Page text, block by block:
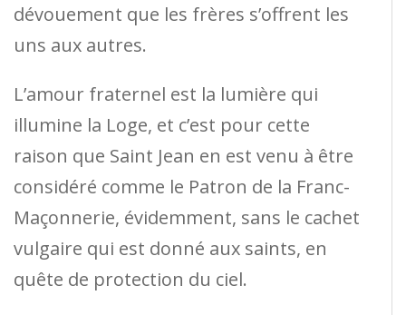
dévouement que les frères s’offrent les
uns aux autres.
L’amour fraternel est la lumière qui
illumine la Loge, et c’est pour cette
raison que Saint Jean en est venu à être
considéré comme le Patron de la Franc-
Maçonnerie, évidemment, sans le cachet
vulgaire qui est donné aux saints, en
quête de protection du ciel.